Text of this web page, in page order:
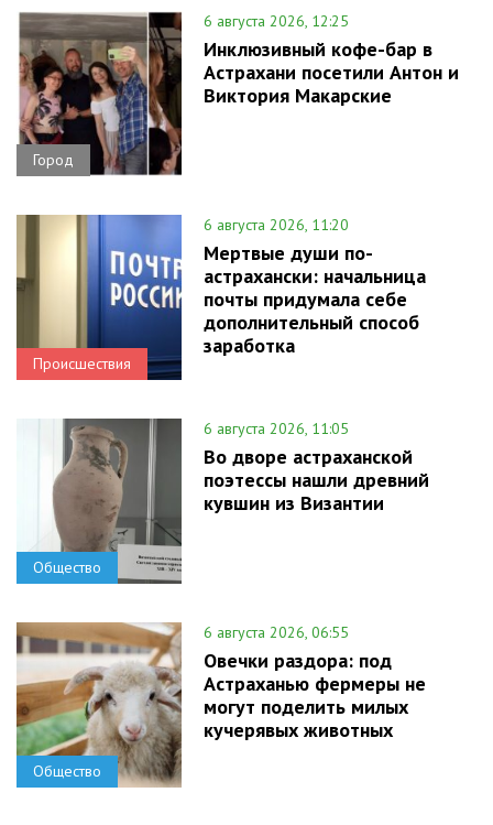
Город
6 августа 2026, 12:25
Инклюзивный кофе-бар в
Астрахани посетили Антон и
Виктория Макарские
Происшествия
6 августа 2026, 11:20
Мертвые души по-
астрахански: начальница
почты придумала себе
дополнительный способ
заработка
Общество
6 августа 2026, 11:05
Во дворе астраханской
поэтессы нашли древний
кувшин из Византии
Общество
6 августа 2026, 06:55
Овечки раздора: под
Астраханью фермеры не
могут поделить милых
кучерявых животных